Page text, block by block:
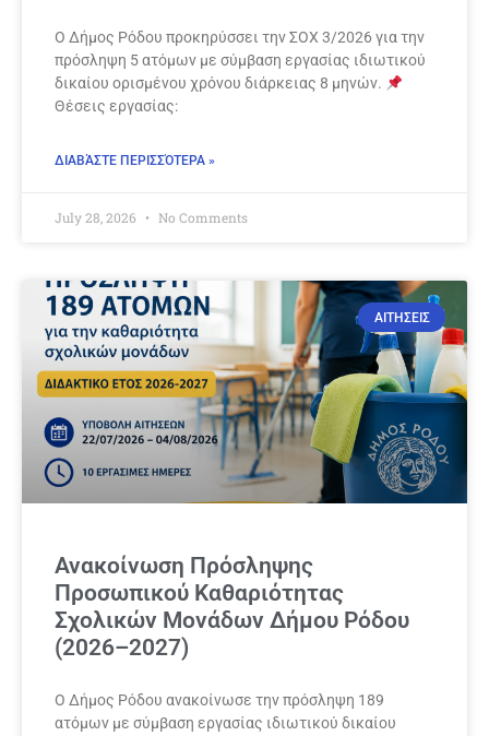
Ο Δήμος Ρόδου προκηρύσσει την ΣΟΧ 3/2026 για την
πρόσληψη 5 ατόμων με σύμβαση εργασίας ιδιωτικού
δικαίου ορισμένου χρόνου διάρκειας 8 μηνών.
Θέσεις εργασίας:
ΔΙΑΒΆΣΤΕ ΠΕΡΙΣΣΌΤΕΡΑ »
July 28, 2026 No Comments
ΑΙΤΗΣΕΙΣ
Ανακοίνωση Πρόσληψης
Προσωπικού Καθαριότητας
Σχολικών Μονάδων Δήμου Ρόδου
(2026–2027)
Ο Δήμος Ρόδου ανακοίνωσε την πρόσληψη 189
ατόμων με σύμβαση εργασίας ιδιωτικού δικαίου